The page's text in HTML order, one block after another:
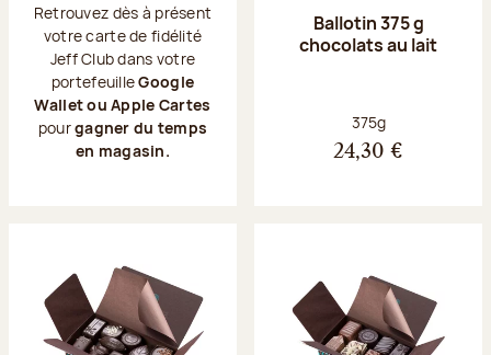
Retrouvez dès à présent
votre carte de fidélité
Jeff Club dans votre
portefeuilleGoogle
Wallet ou Apple Cartes
pourgagner du temps
en magasin.
Ballotin 375 g
chocolats au lait
Poids net :
375g
24,30 €